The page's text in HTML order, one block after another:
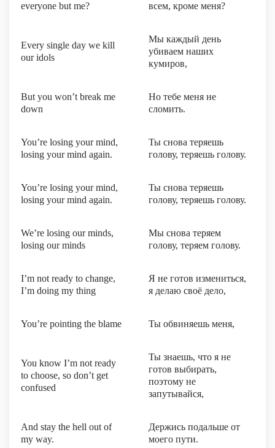
everyone but me?
всем, кроме меня?
Every single day we kill
our idols
Мы каждый день
убиваем наших
кумиров,
But you won’t break me
down
Но тебе меня не
сломить.
You’re losing your mind,
losing your mind again.
Ты снова теряешь
голову, теряешь голову.
You’re losing your mind,
losing your mind again.
Ты снова теряешь
голову, теряешь голову.
We’re losing our minds,
losing our minds
Мы снова теряем
голову, теряем голову.
I’m not ready to change,
I’m doing my thing
Я не готов измениться,
я делаю своё дело,
You’re pointing the blame Ты обвиняешь меня,
You know I’m not ready
to choose, so don’t get
confused
Ты знаешь, что я не
готов выбирать,
поэтому не
запутывайся,
And stay the hell out of
my way.
Держись подальше от
моего пути.